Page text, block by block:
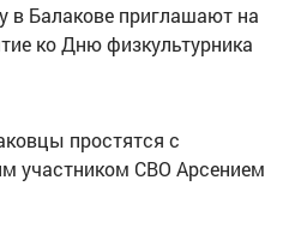
в Балакове приглашают на
ко Дню физкультурника
простятся с
участником СВО Арсением